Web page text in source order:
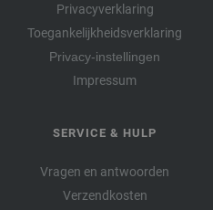
Privacyverklaring
Toegankelijkheidsverklaring
Privacy-instellingen
Impressum
SERVICE & HULP
Vragen en antwoorden
Verzendkosten